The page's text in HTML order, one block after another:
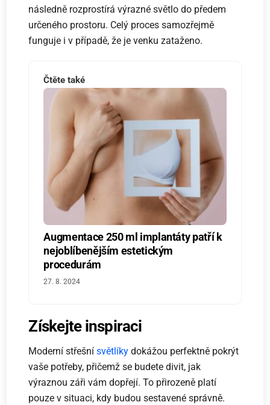
následně rozprostírá výrazné světlo do předem
určeného prostoru. Celý proces samozřejmě
funguje i v případě, že je venku zataženo.
Čtěte také
Augmentace 250 ml implantáty patří k
nejoblíbenějším estetickým
procedurám
27. 8. 2024
Získejte inspiraci
Moderní střešnísvětlíky dokážou perfektně pokrýt
vaše potřeby, přičemž se budete divit, jak
výraznou záři vám dopřejí. To přirozeně platí
pouze v situaci, kdy budou sestavené správně.